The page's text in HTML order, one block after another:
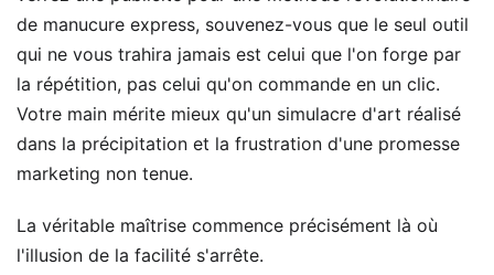
de manucure express, souvenez-vous que le seul outil
qui ne vous trahira jamais est celui que l'on forge par
la répétition, pas celui qu'on commande en un clic.
Votre main mérite mieux qu'un simulacre d'art réalisé
dans la précipitation et la frustration d'une promesse
marketing non tenue.
La véritable maîtrise commence précisément là où
l'illusion de la facilité s'arrête.